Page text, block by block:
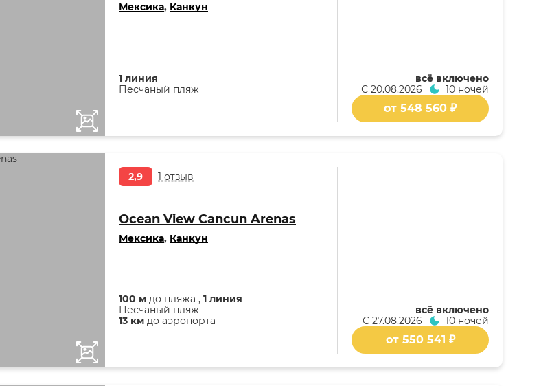
Мексика, Канкун
1 линия
Песчаный пляж
всё включено
С 20.08.2026 10 ночей
от 548 560 ₽
2,9 1 отзыв
Ocean View Cancun Arenas
Мексика, Канкун
100 м до пляжа , 1 линия
Песчаный пляж
13 км до аэропорта
всё включено
С 27.08.2026 10 ночей
от 550 541 ₽